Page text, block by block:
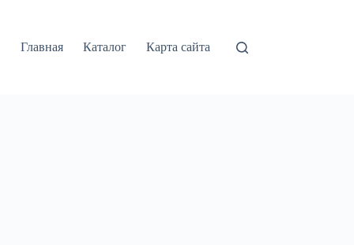
Главная Каталог Карта сайта